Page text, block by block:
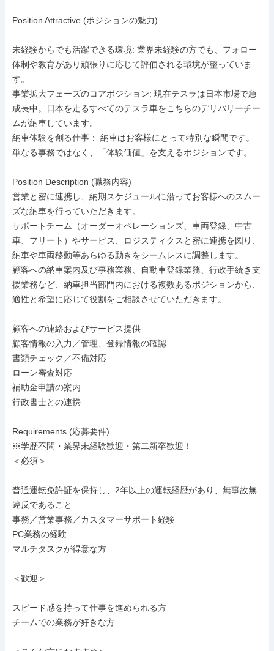
Position Attractive (ポジションの魅力)
未経験からでも活躍できる環境: 業界未経験の方でも、フォロー
体制や教育があり頑張りに応じて評価される環境が整っていま
す。
事業拡大フェーズのコアポジション: 現在テスラは日本市場で急
成長中。日本を走るすべてのテスラ車をこちらのデリバリーチー
ムが納車しています。
納車体験を創る仕事： 納車はお客様にとって特別な瞬間です。
単なる事務ではなく、「体験価値」を支えるポジションです。
Position Description (職務内容)
営業と密に連携し、納期スケジュールに沿ってお客様へのスムー
ズな納車を行っていただきます。
サポートチーム（オーダーオペレーションズ、車両登録、中古
車、フリート）やサービス、ロジスティクスと密に連携を図り、
納車や車両移動等あらゆる動きをシームレスに調整します。
顧客への納車案内及び事務業務、自動車登録業務、行政手続き支
援業務など、納車担当部門内における複数あるポジションから、
適性と希望に応じて役割をご相談させていただきます。
顧客への連絡およびサービス提供
顧客情報の入力／管理、登録情報の確認
書類チェック／不備対応
ローン審査対応
補助金申請の案内
行政書士との連携
Requirements (応募要件)
※学歴不問・業界未経験歓迎・第二新卒歓迎！
＜必須＞
普通運転免許証を保持し、2年以上の運転経歴があり、無事故無
違反であること
事務／営業事務／カスタマーサポート経験
PC業務の経験
マルチタスクが得意な方
＜歓迎＞
スピード感を持って仕事を進められる方
チームでの業務が好きな方